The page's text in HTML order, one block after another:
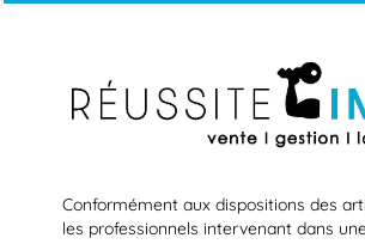
Conformément aux dispositions des
les professionnels intervenant dans